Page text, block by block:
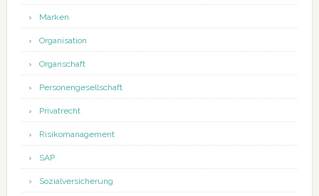
Marken
Organisation
Organschaft
Personengesellschaft
Privatrecht
Risikomanagement
SAP
Sozialversicherung